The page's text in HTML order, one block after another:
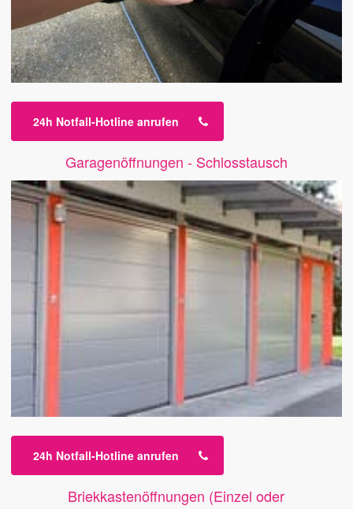
24h Notfall-Hotline anrufen
Garagenöffnungen - Schlosstausch
24h Notfall-Hotline anrufen
Briekkastenöffnungen (Einzel oder